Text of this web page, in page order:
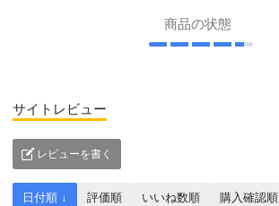
商品の状態
サイトレビュー
レビューを書く
日付順 ↓ 評価順 いいね数順 購入確認順